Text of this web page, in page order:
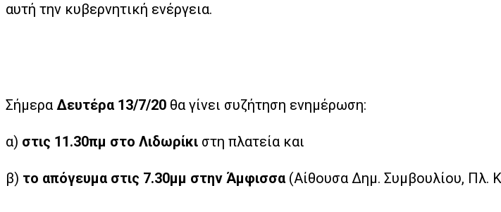
αυτή την κυβερνητική ενέργεια.
Σήμερα Δευτέρα 13/7/20 θα γίνει συζήτηση ενημέρωση:
α) στις 11.30πμ στο Λιδωρίκι στη πλατεία και
β) το απόγευμα στις 7.30μμ στην Άμφισσα (Αίθουσα Δημ. Συμβουλίου, Πλ.